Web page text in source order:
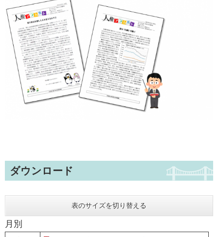
ダウンロード
表のサイズを切り替える
月別